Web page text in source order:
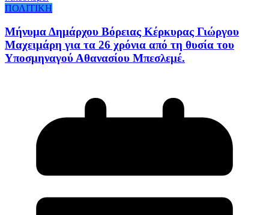
ΠΟΛΙΤΙΚΗ
Μήνυμα Δημάρχου Βόρειας Κέρκυρας Γιώργου
Μαχειμάρη για τα 26 χρόνια από τη θυσία του
Υποσμηναγού Αθανασίου Μπεσλεμέ.